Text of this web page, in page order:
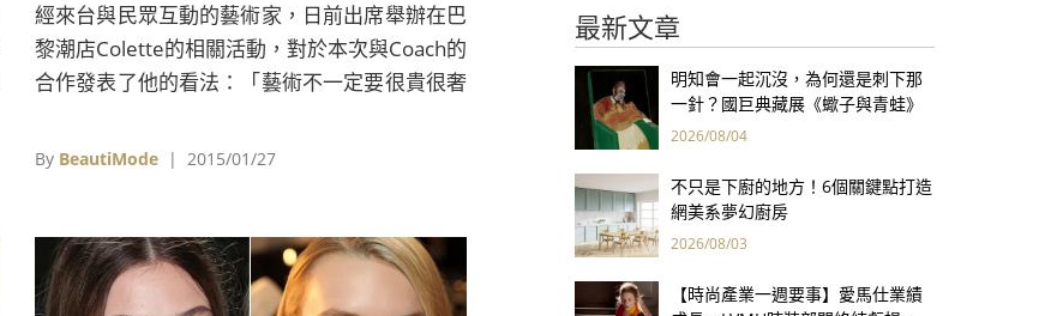
經來台與民眾互動的藝術家，日前出席舉辦在巴
黎潮店Colette的相關活動，對於本次與Coach的
合作發表了他的看法：「藝術不一定要很貴很奢
By BeautiMode | 2015/01/27
最新文章
明知會一起沉沒，為何還是刺下那
一針？國巨典藏展《蠍子與青蛙》
用66件名作拷問人性
2026/08/04
不只是下廚的地方！6個關鍵點打造
網美系夢幻廚房
2026/08/03
【時尚產業一週要事】愛馬仕業績